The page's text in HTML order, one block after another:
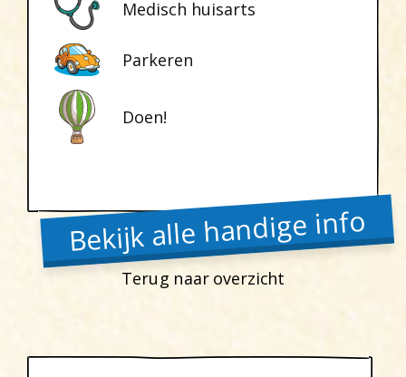
Terug naar overzicht
Medisch huisarts
Parkeren
Doen!
Bekijk alle handige info